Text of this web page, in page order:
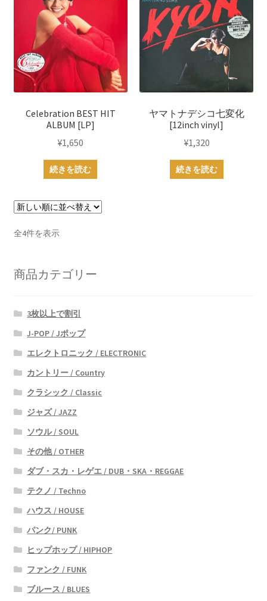
Celebration BEST HIT
ALBUM [LP]
¥1,650
続きを読む
ヤマトナデシコ七変化
[12inch vinyl]
¥1,320
続きを読む
全4件を表示新
順
商品カテゴリー
3枚以上で割引
J-POP / Jポップ
エレクトロニック / ELECTRONIC
カントリー / Country
クラシック / Classic
ジャズ / JAZZ
ソウル / SOUL
その他 / OTHER
ダブ・スカ・レゲエ / DUB・SKA・REGGAE
テクノ / Techno
ハウス / HOUSE
パンク/ PUNK
ヒップホップ / HIPHOP
ファンク / FUNK
ブルース / BLUES